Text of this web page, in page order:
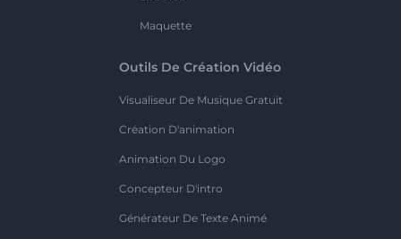
Maquette
Outils De Création Vidéo
Visualiseur De Musique Gratuit
Création D'animation
Animation Du Logo
Concepteur D'intro
Générateur De Texte Animé